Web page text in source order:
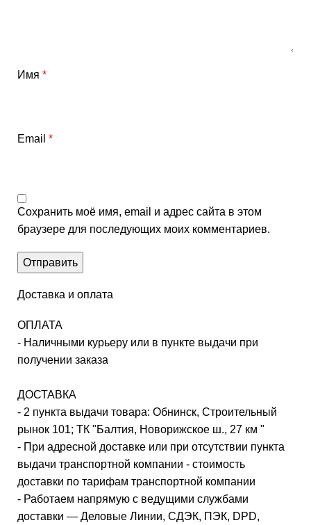
Имя *
Email *
Сохранить моё имя, email и адрес сайта в этом
браузере для последующих моих комментариев.
Доставка и оплата
ОПЛАТА
- Наличными курьеру или в пункте выдачи при
получении заказа
ДОСТАВКА
- 2 пункта выдачи товара: Обнинск, Строительный
рынок 101; ТК "Балтия, Новорижское ш., 27 км "
- При адресной доставке или при отсутствии пункта
выдачи транспортной компании - стоимость
доставки по тарифам транспортной компании
- Работаем напрямую с ведущими службами
доставки — Деловые Линии, СДЭК, ПЭК, DPD,